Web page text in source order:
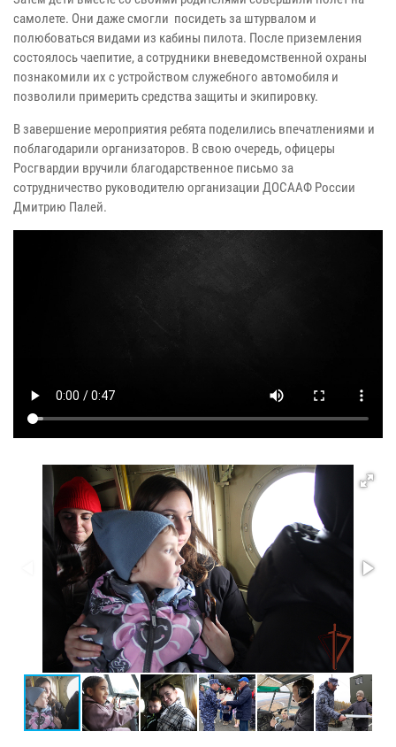
самолете. Они даже смогли посидеть за штурвалом и
полюбоваться видами из кабины пилота. После приземления
состоялось чаепитие, а сотрудники вневедомственной охраны
познакомили их с устройством служебного автомобиля и
позволили примерить средства защиты и экипировку.
В завершение мероприятия ребята поделились впечатлениями и
поблагодарили организаторов. В свою очередь, офицеры
Росгвардии вручили благодарственное письмо за
сотрудничество руководителю организации ДОСААФ России
Дмитрию Палей.